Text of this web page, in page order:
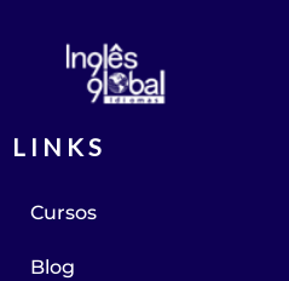
LINKS
Cursos
Blog